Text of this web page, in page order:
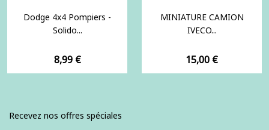
Dodge 4x4 Pompiers -
Solido...
Prix
8,99 €
MINIATURE CAMION
IVECO...
Prix
15,00 €
Recevez nos offres spéciales